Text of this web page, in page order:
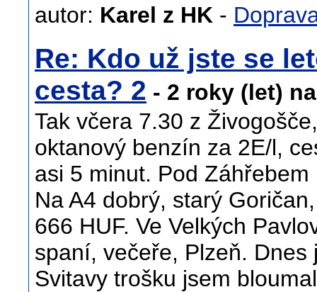
autor: Karel z HK -
Re: Kdo už jste se
cesta? 2 - 2 roky (let)
Tak včera 7.30 z
oktanový benzín za 2E/l,
asi 5 minut. Pod
Na A4 dobrý, starý
666 HUF. Ve Velkých
spaní, večeře, Plzeň.
Svitavy trošku jsem